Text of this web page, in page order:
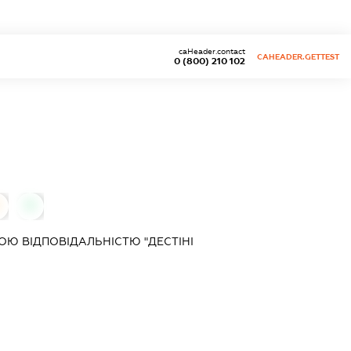
0 (800) 210 102
caHeader.contact
CAHEADER.GETTEST
ВІДПОВІДАЛЬНІСТЮ "ДЕСТІНІ